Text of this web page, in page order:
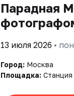
Парадная
13 июля 2026 •
Город: Москва
Площадка: